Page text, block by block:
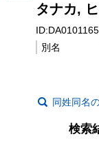
タナカ,
別名
同姓同名
検索